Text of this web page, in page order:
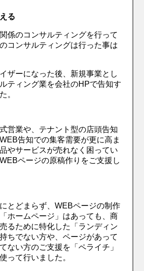
る
係のコンサルティングを行って
コンサルティングは行った事は
ザーになった後、新規事業とし
ティング業を会社のHPで告知す
。
営業や、テナント型の店頭告知
告知での集客需要が更に高ま
やサービスが売れなく困ってい
ページの原稿作りをご支援し
とどまらず、WEBページの制作
ホームページ」はあっても、商
るために特化した「ランディン
ちでない方や、ページがあって
ない方のご支援を「ペライチ」
って行いました。